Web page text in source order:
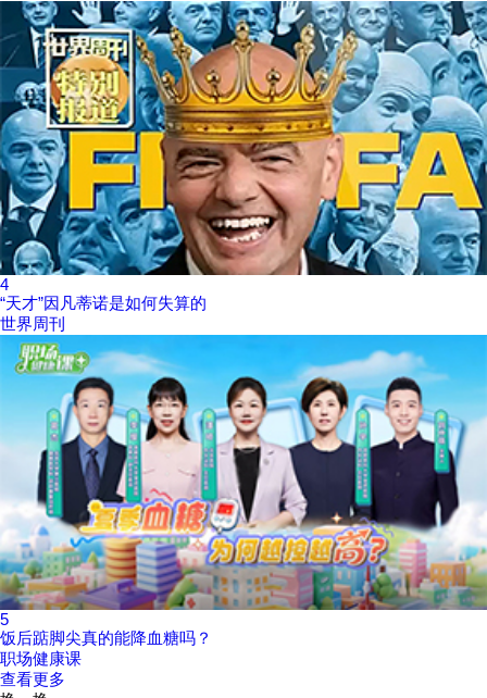
4
“天才”因凡蒂诺是如何失算的
世界周刊
5
饭后踮脚尖真的能降血糖吗？
职场健康课
查看更多